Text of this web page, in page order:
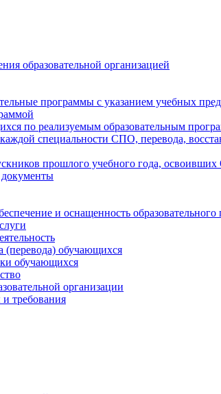
образовательной организацией
программы с указанием учебных
по реализуемым образовательным
специальности СПО, перевода,
прошлого учебного года,
и оснащенность образовательного
(перевода) обучающихся
обучающихся
организации
требования